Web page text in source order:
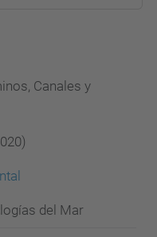
Canales y
del Mar